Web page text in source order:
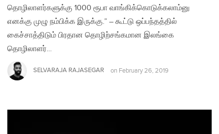
தொழிலாளர்களுக்கு 1000 ரூபா வாங்கிக்கொடுக்கலாம்னு
எனக்கு முழு நம்பிக்க இருக்கு.” – கூட்டு ஒப்பந்தத்தில்
கைச்சாத்திடும் பிரதான தொழிற்சங்கமான இலங்கை
தொழிலாளர்…
SELVARAJA RAJASEGAR on February 26, 2019